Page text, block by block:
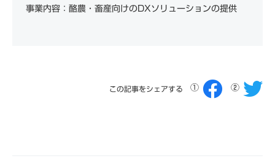
事業内容：酪農・畜産向けのDXソリューションの提供
この記事をシェアする